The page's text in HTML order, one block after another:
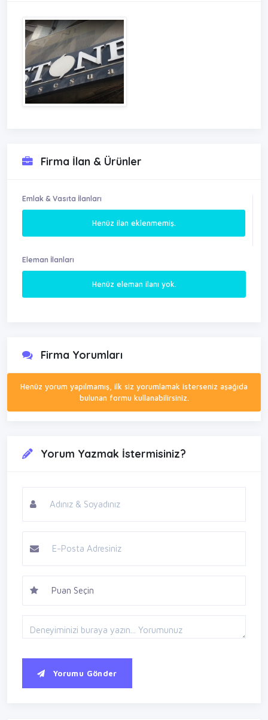
Firma İlan & Ürünler
Emlak & Vasıta İlanları
Henüz ilan eklenmemiş.
Eleman İlanları
Henüz eleman ilanı yok.
Firma Yorumları
Henüz yorum yapılmamış, ilk siz yorumlamak isterseniz aşağıda
bulunan formu kullanabilirsiniz.
Yorum Yazmak İstermisiniz?
Yorumu Gönder